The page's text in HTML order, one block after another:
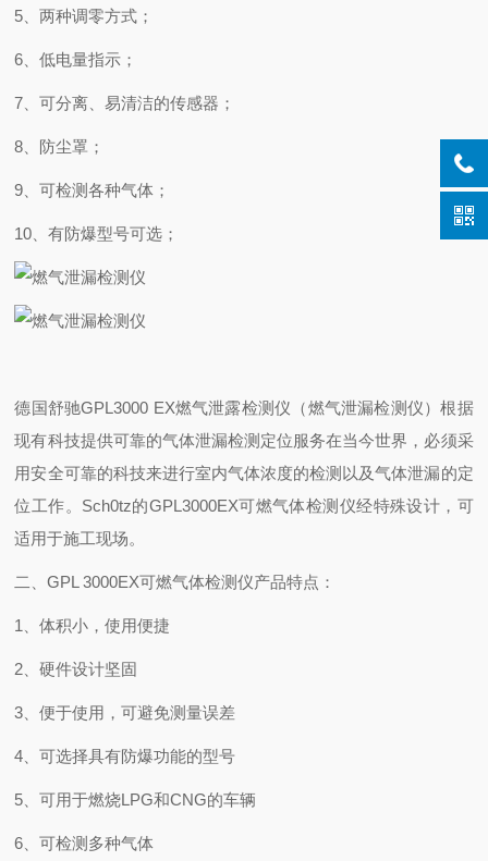
5、两种调零方式；
6、低电量指示；
7、可分离、易清洁的传感器；
8、防尘罩；
9、可检测各种气体；
10、有防爆型号可选；
德国舒驰GPL3000 EX燃气泄露检测仪（燃气泄漏检测仪）根据
现有科技提供可靠的气体泄漏检测定位服务在当今世界，必须采
用安全可靠的科技来进行室内气体浓度的检测以及气体泄漏的定
位工作。Sch0tz的GPL3000EX可燃气体检测仪经特殊设计，可
适用于施工现场。
二、GPL 3000EX可燃气体检测仪产品特点：
1、体积小，使用便捷
2、硬件设计坚固
3、便于使用，可避免测量误差
4、可选择具有防爆功能的型号
5、可用于燃烧LPG和CNG的车辆
6、可检测多种气体